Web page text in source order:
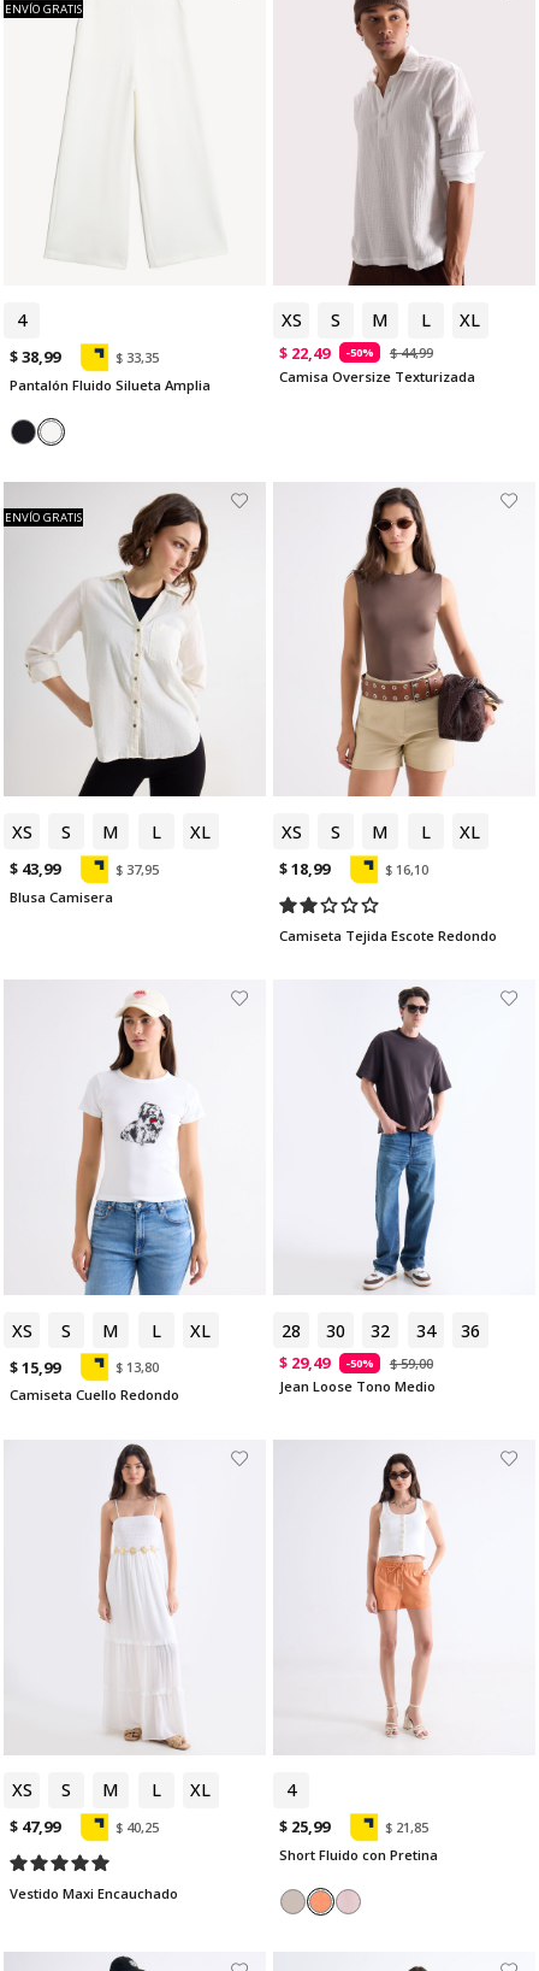
4 6
ENVÍO GRATIS
$ 38,99
$ 33,35
Pantalón Fluido Silueta Amplia
XS S M L XL
$ 22,49 -50%
$ 44,99
Camisa Oversize Texturizada
XS S M L XL
ENVÍO GRATIS
$ 43,99
$ 37,95
Blusa Camisera
XS S M L XL
$ 18,99 $ 16,10
Camiseta Tejida Escote Redondo
XS S M L XL
$ 15,99
$ 13,80
Camiseta Cuello Redondo
28 30 32 34 36
$ 29,49 -50%
$ 59,00
Jean Loose Tono Medio
XS S M L XL
$ 47,99 $ 40,25
Vestido Maxi Encauchado
4
$ 25,99
$ 21,85
Short Fluido con Pretina